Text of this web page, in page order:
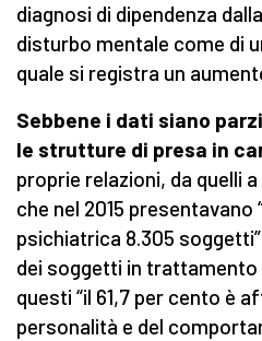
diagnosi di dipendenza
disturbo mentale come di
quale si registra un
Sebbene i dati siano
le strutture di presa in
proprie relazioni, da quelli
che nel 2015 presentavano
psichiatrica 8.305
dei soggetti in trattamento
questi “il 61,7 per cento è
personalità e del